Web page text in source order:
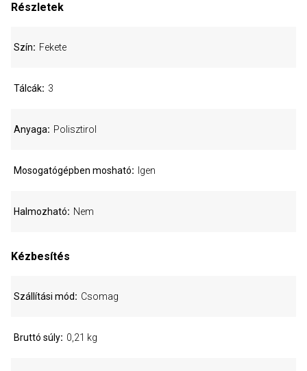
Részletek
Szín Fekete
Tálcák 3
Anyaga Polisztirol
Mosogatógépben mosható Igen
Halmozható Nem
Kézbesítés
Szállítási mód Csomag
Bruttó súly 0,21 kg